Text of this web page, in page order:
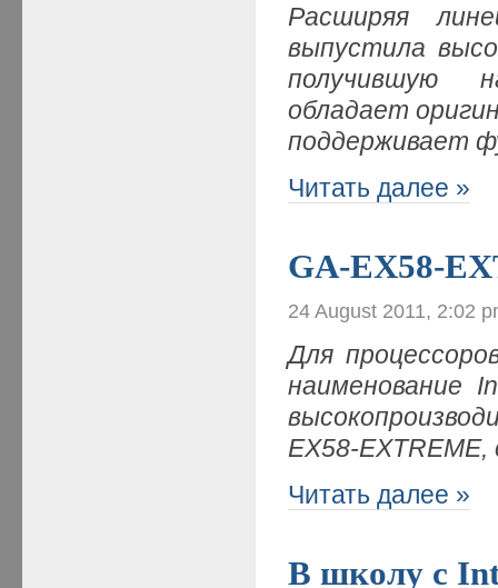
Расширяя
выпустила
получившую
обладает
поддерживает
Читать далее »
GA-EX58-
24 August 2011, 2:02
Для
наименование
EX58-
Читать далее »
В школу с